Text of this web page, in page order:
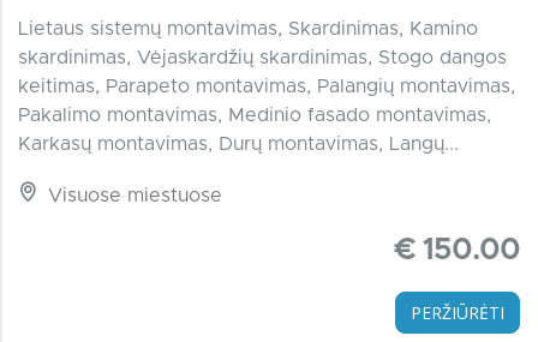
Lietaus sistemų montavimas, Skardinimas, Kamino
skardinimas, Vėjaskardžių skardinimas, Stogo dangos
keitimas, Parapeto montavimas, Palangių montavimas,
Pakalimo montavimas, Medinio fasado montavimas,
Karkasų montavimas, Durų montavimas, Langų...
Visuose miestuose
€ 150.00
PERŽIŪRĖTI